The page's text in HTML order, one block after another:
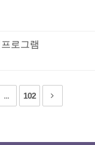
로그램
... 102